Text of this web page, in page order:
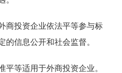
投资企业依法平等参与标
的信息公开和社会监督。
平等适用于外商投资企业。